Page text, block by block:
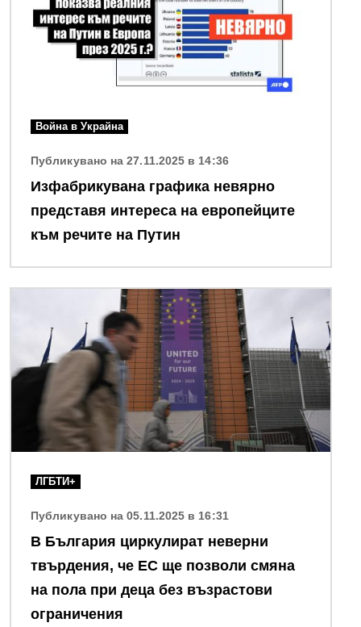
Война в Украйна
Публикувано на 27.11.2025 в 14:36
Изфабрикувана графика невярно
представя интереса на европейците
към речите на Путин
ЛГБТИ+
Публикувано на 05.11.2025 в 16:31
В България циркулират неверни
твърдения, че ЕС ще позволи смяна
на пола при деца без възрастови
ограничения